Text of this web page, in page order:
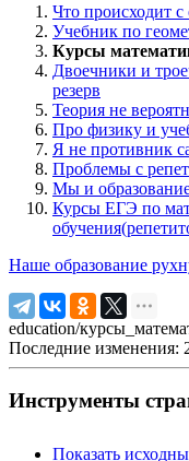
Что происходит
Учебник по
Курсы
Двоечники и
резерв
Теория не
Про физику и
Я не противник
Проблемы с
Мы и
Курсы ЕГЭ по
Наше образование
education/
Последние изменения:
Инструменты
Показать